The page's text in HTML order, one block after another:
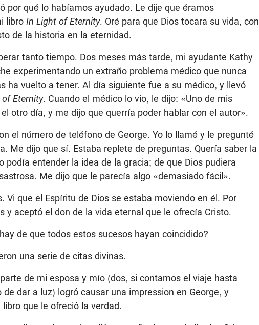
por qué lo habíamos ayudado. Le dije que éramos
libro In Light of Eternity. Oré para que Dios tocara su vida, con
de la historia en la eternidad.
tanto tiempo. Dos meses más tarde, mi ayudante Kathy
experimentando un extraño problema médico que nunca
ha vuelto a tener. Al día siguiente fue a su médico, y llevó
Eternity. Cuando el médico lo vio, le dijo: «Uno de mis
otro día, y me dijo que querría poder hablar con el autor».
el número de teléfono de George. Yo lo llamé y le pregunté
Me dijo que sí. Estaba replete de preguntas. Quería saber la
podía entender la idea de la gracia; de que Dios pudiera
Me dijo que le parecía algo «demasiado fácil».
Vi que el Espíritu de Dios se estaba moviendo en él. Por
y aceptó el don de la vida eternal que le ofrecía Cristo.
de que todos estos sucesos hayan coincidido?
una serie de citas divinas.
de mi esposa y mío (dos, si contamos el viaje hasta
dar a luz) logró causar una impression en George, y
que le ofreció la verdad.